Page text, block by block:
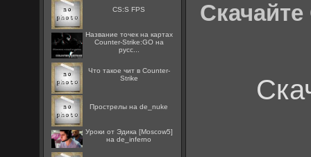
CS:S FPS
Название точек на картах
Counter-Strike:GO на
русс...
Что такое чит в Counter-
Strike
Прострелы на de_nuke
Уроки от Эдика [Moscow5]
на de_inferno